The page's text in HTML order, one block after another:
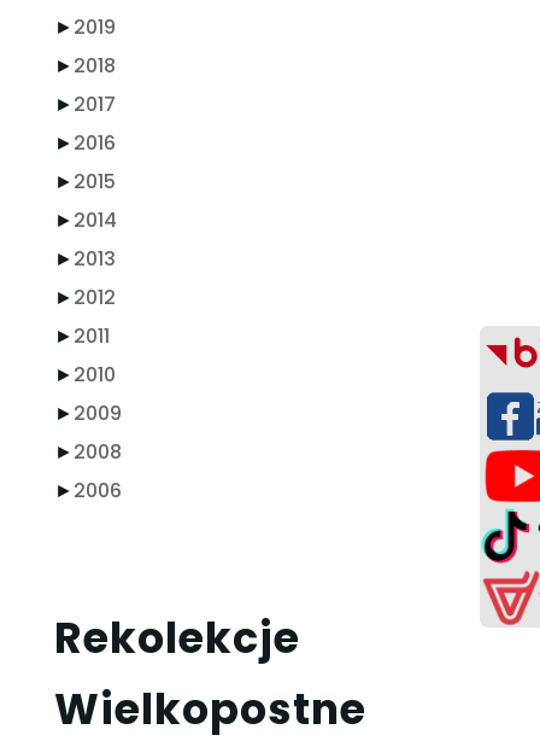
►2019
►2018
►2017
►2016
►2015
►2014
►2013
►2012
►2011
►2010
►2009
►2008
►2006
Rekolekcje
Wielkopostne